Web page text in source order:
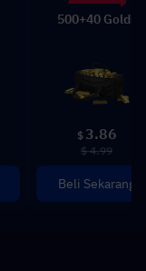
500+40 Golds
$ 3.86
$ 4.99
Beli Sekarang